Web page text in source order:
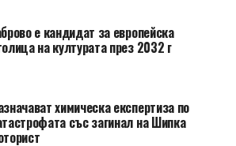
е кандидат за европейска
на културата през 2032 г
химическа експертиза по
със загинал на Шипка